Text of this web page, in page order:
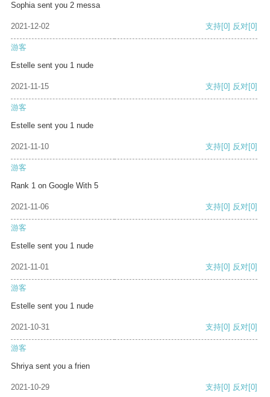
Sophia sent you 2 messa
2021-12-02 支持[0] 反对[0]
游客
Estelle sent you 1 nude
2021-11-15 支持[0] 反对[0]
游客
Estelle sent you 1 nude
2021-11-10 支持[0] 反对[0]
游客
Rank 1 on Google With 5
2021-11-06 支持[0] 反对[0]
游客
Estelle sent you 1 nude
2021-11-01 支持[0] 反对[0]
游客
Estelle sent you 1 nude
2021-10-31 支持[0] 反对[0]
游客
Shriya sent you a frien
2021-10-29 支持[0] 反对[0]